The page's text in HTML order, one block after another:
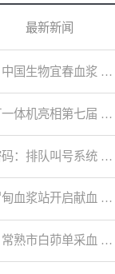
最新新闻
国生物宜春血浆 …
体机亮相第七届 …
：排队叫号系统 …
血浆站开启献血 …
熟市白茆单采血 …